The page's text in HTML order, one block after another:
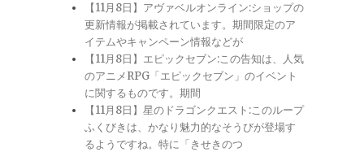
【11月8日】アヴァベルオンライン:ショップの
更新情報が掲載されています。期間限定のア
イテムやキャンペーン情報などが
【11月8日】エピックセブン:この告知は、人気
のアニメRPG「エピックセブン」のイベント
に関するものです。期間
【11月8日】星のドラゴンクエスト:このループ
ふくびきは、かなり魅力的なそうびが登場す
るようですね。特に「きせきのつ